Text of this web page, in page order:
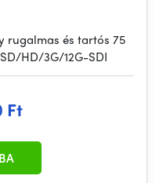
rugalmas és tartós 75
HD/3G/12G-SDI
Ft